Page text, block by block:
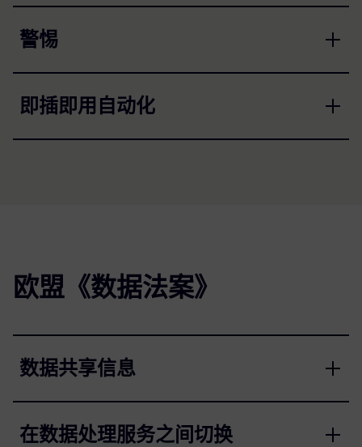
警惕
即插即用自动化
欧盟《数据法案》
数据共享信息
在数据处理服务之间切换